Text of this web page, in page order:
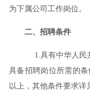
为下属公司工作岗位。
二、招聘条件
1.具有中华人民
具备招聘岗位所需的条
以上 ，其他条件要求详